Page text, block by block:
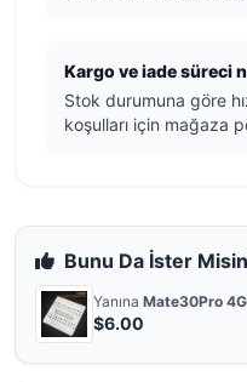
Kargo ve iade süreci
Stok durumuna göre
koşulları için mağaza
Bunu Da İster
Yanına Mate30Pro
$6.00